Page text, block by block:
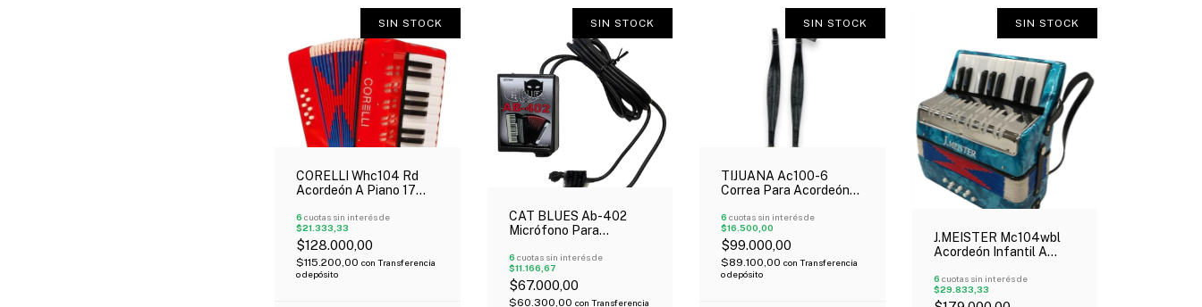
SIN STOCK
CORELLI Whc104 Rd
Acordeón A Piano 17
Correa Roja
6 cuotas sin interés de
$21.333,33
$128.000,00
$115.200,00 con Transferencia
o depósito
SIN STOCK
CAT BLUES Ab-402
Micrófono Para
6 cuotas sin interés de
$11.166,67
$67.000,00
$60.300,00 con Transferencia
SIN STOCK
TIJUANA Ac100-6
Correa Para Acordeón
6 cuotas sin interés de
$16.500,00
$99.000,00
$89.100,00 con Transferencia
o depósito
SIN STOCK
J.MEISTER Mc104wbl
Acordeón Infantil A
Azul Oferta!
6 cuotas sin interés de
$29.833,33